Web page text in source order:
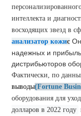
интеллекта и
восходящих звезд в
анализатор кожис
надежных и
дистрибьюторов
Фактически, по
выводы(Fortune
оборудования для
долларов в 2022 году